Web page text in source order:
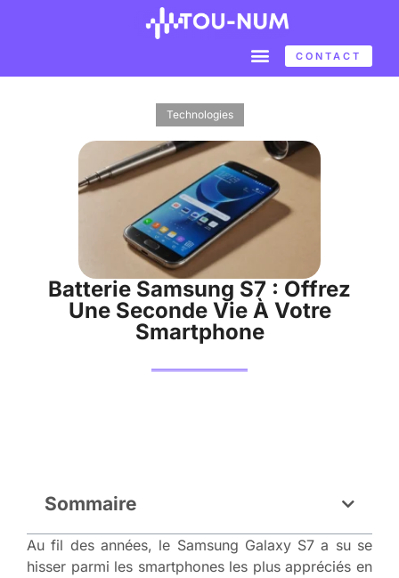
CONTACT
Technologies
Batterie Samsung S7 : Offrez
Une Seconde Vie À Votre
Smartphone
Sommaire
Au fil des années, le Samsung Galaxy S7 a su se
hisser parmi les smartphones les plus appréciés en